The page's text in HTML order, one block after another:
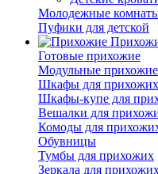
Молодежные
Пуфики для детской
Готовые прихожие
Модульные прихожие
Шкафы для прихожих
Шкафы-купе для
Вешалки для
Комоды для
Обувницы
Тумбы для прихожих
Зеркала для